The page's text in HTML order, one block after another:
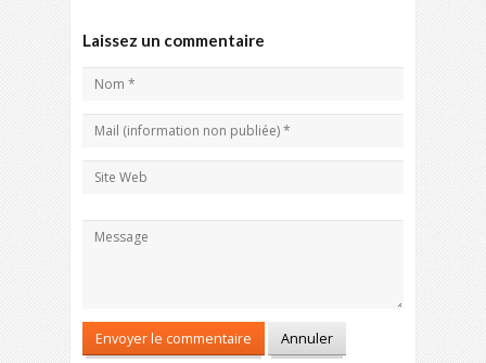
Laissez un commentaire